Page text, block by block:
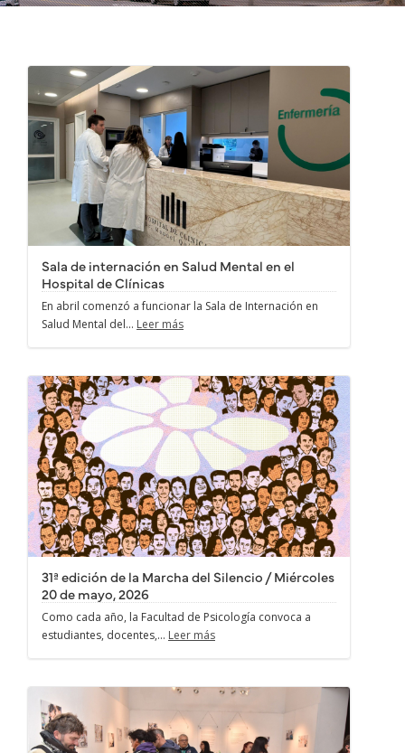
Sala de internación en Salud Mental en el
Hospital de Clínicas
En abril comenzó a funcionar la Sala de Internación en
Salud Mental del... Leer más
31ª edición de la Marcha del Silencio / Miércoles
20 de mayo, 2026
Como cada año, la Facultad de Psicología convoca a
estudiantes, docentes,... Leer más